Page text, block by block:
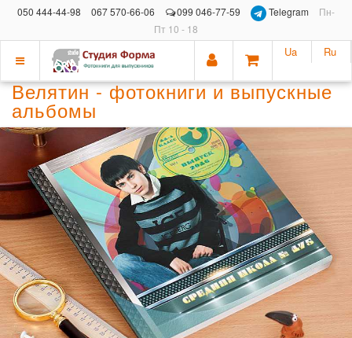
050 444-44-98 067 570-66-06 099 046-77-59 Telegram
Пн-
Пт 10 - 18
Показать
меню
Ua Ru
Велятин - фотокниги и выпускные
альбомы